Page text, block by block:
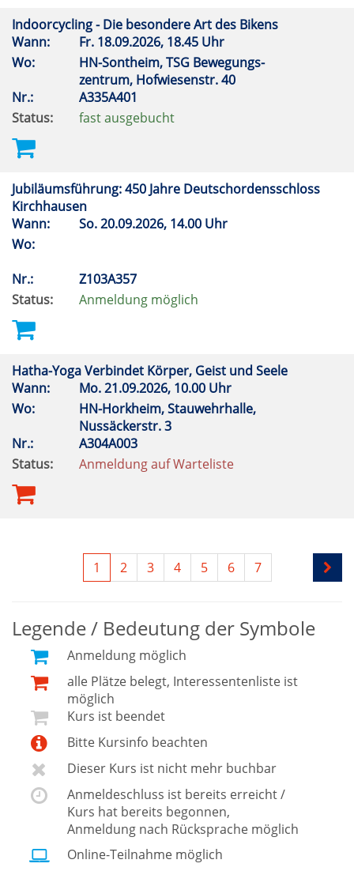
Indoorcycling - Die besondere Art des Bikens
Wann:
Fr. 18.09.2026, 18.45 Uhr
Wo:
HN-Sontheim, TSG Bewegungs-
zentrum, Hofwiesenstr. 40
Nr.:
A335A401
Status:
fast ausgebucht
Jubiläumsführung: 450 Jahre Deutschordensschloss
Kirchhausen
Wann:
So.20.09.2026, 14.00 Uhr
Wo:
Nr.:
Z103A357
Status:
Anmeldung möglich
Hatha-Yoga Verbindet Körper, Geist und Seele
Wann:
Mo.21.09.2026, 10.00 Uhr
Wo:
HN-Horkheim, Stauwehrhalle,
Nussäckerstr. 3
Nr.:
A304A003
Status:
Anmeldung auf Warteliste
1 2 3 4 5 6 7
Legende / Bedeutung der Symbole
Anmeldung möglich
alle Plätze belegt, Interessentenliste ist
möglich
Kurs ist beendet
Bitte Kursinfo beachten
Dieser Kurs ist nicht mehr buchbar
Anmeldeschluss ist bereits erreicht /
Kurs hat bereits begonnen,
Anmeldung nach Rücksprache möglich
Online-Teilnahme möglich